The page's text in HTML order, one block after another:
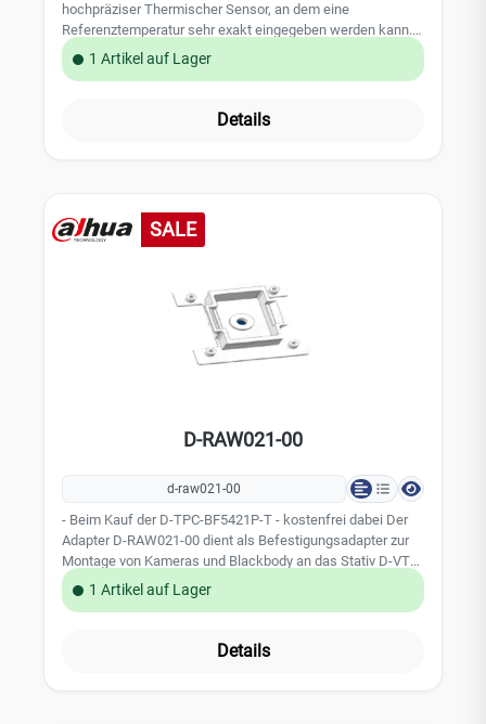
hochpräziser Thermischer Sensor, an dem eine
Referenztemperatur sehr exakt eingegeben werden kann.
Mit diesem sogenannte Blackbody kann z.B. für
Thermalkameras ein Vergleichswert eingestellt und als
und die Schnelligkeit der Temperaturmessung von
Messung der Körpertemperatur möglich. Dieser Blackbody
ist auch Bestandteil der Lösung für die Corona Prävention!
Einstellbarkeit der Temperatur von 0.1 °C Genauigkeit
Temperatur Stabilität ± 0.1 ~ 0.2 °C über einer einem
Zeitraum von 30. Min Betriebsbedingungen: 0°C ~ +40°C /
weniger als 80% relative Luftfeuchtigkeit Temperatur
230 V Spannungsversorgung
1 Artikel auf Lager
Details
SALE
D-RAW021-00
d-raw021-00
- Beim Kauf der D-TPC-BF5421P-T - kostenfrei dabei Der
Adapter D-RAW021-00 dient als Befestigungsadapter zur
Montage von Kameras und Blackbody an das Stativ D-VTC-
999. 1 Artikel auf Lager
Details